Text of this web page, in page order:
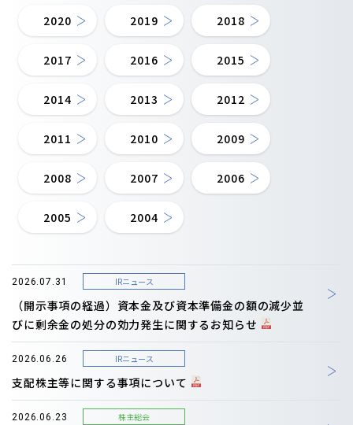
2020 2019 2018
2017 2016 2015
2014 2013 2012
2011 2010 2009
2008 2007 2006
2005 2004
2026.07.31 IRニュース
（開示事項の経過）資本金及び資本準備金の額の減少並
びに剰余金の処分の効力発生に関するお知らせ
2026.06.26 IRニュース
支配株主等に関する事項について
2026.06.23 株主総会